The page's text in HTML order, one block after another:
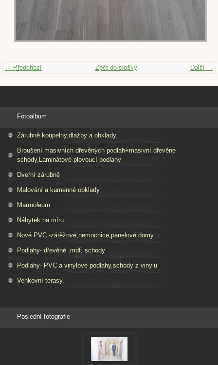
← Předchozí Další →
Zpět do složky
Fotoalbum
Zárubně koupelny,dlažby a obklady.
Broušení masivních dřevěných podlah+masivní dřevěné
schody,Laminátové plovoucí podlahy
Dveřní zárubně
Malování a kamenné obklady
Marmoleum
Nábytek na míru.
Nové PVC.-zátěžové,nemocnice,panelové domy
Podlahy- dřevěné ,mdf, schody
Podlahy- PVC a vinylové podlahy,schody z vinylu
Venkovní terasy.
Poslední fotografie